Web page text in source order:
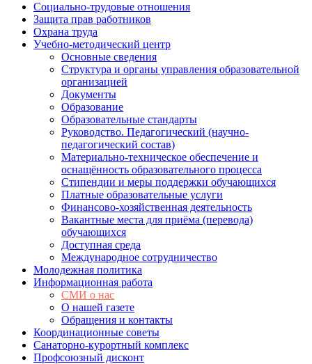
Социально-трудовые отношения
Защита прав работников
Охрана труда
Учебно-методический центр
Основные сведения
Структура и органы управления образовательной
организацией
Документы
Образование
Образовательные стандарты
Руководство. Педагогический (научно-
педагогический состав)
Материально-техническое обеспечение и
оснащённость образовательного процесса
Стипендии и меры поддержки обучающихся
Платные образовательные услуги
Финансово-хозяйственная деятельность
Вакантные места для приёма (перевода)
обучающихся
Доступная среда
Международное сотрудничество
Молодежная политика
Информационная работа
СМИ о нас
О нашей газете
Обращения и контакты
Координационные советы
Санаторно-курортный комплекс
Профсоюзный дисконт